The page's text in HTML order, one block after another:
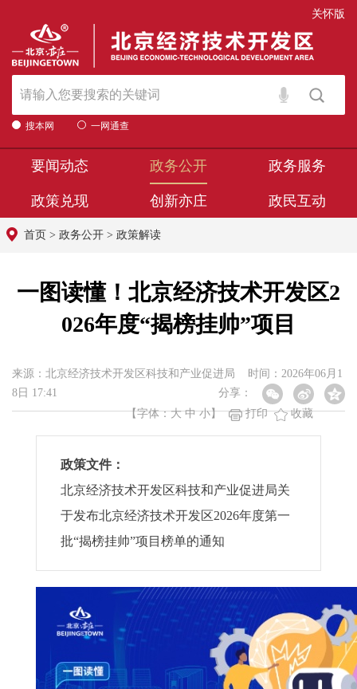
关怀版
搜本网 一网通查
要闻动态 政务公开 政务服务
政策兑现 创新亦庄 政民互动
首页 > 政务公开 > 政策解读
一图读懂！北京经济技术开发区2
026年度“揭榜挂帅”项目
来源：北京经济技术开发区科技和产业促进局 时间：2026年06月1
8日 17:41
分享：
【字体：大 中 小】 打印 收藏
政策文件：
北京经济技术开发区科技和产业促进局关
于发布北京经济技术开发区2026年度第一
批“揭榜挂帅”项目榜单的通知